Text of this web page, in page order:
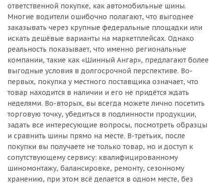
ответственной покупке, как автомобильные шины.
Многие водители ошибочно полагают, что выгоднее
заказывать через крупные федеральные площадки или
искать дешёвые варианты на маркетплейсах. Однако
реальность показывает, что именно региональные
компании, такие как «Шинный Ангар», предлагают более
выгодные условия в долгосрочной перспективе. Во-
первых, покупка у местного поставщика означает, что
товар находится в наличии и его не придётся ждать
неделями. Во-вторых, вы всегда можете лично посетить
торговую точку, убедиться в подлинности продукции,
задать все интересующие вопросы, посмотреть образцы
и сравнить шины прямо на месте. В-третьих, после
покупки вы получаете не только товар, но и доступ к
сопутствующему сервису: квалифицированному
шиномонтажу, балансировке, ремонту, сезонному
хранению, при этом всё делается в одном месте, без